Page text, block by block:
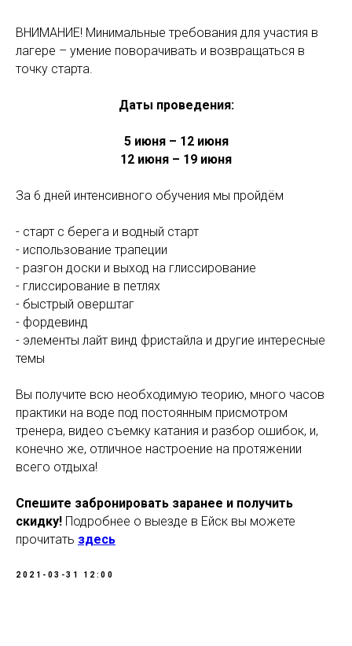
ВНИМАНИЕ! Минимальные требования для участия в
лагере – умение поворачивать и возвращаться в
точку старта.
Даты проведения:
5 июня – 12 июня
12 июня – 19 июня
За 6 дней интенсивного обучения мы пройдём
- старт с берега и водный старт
- использование трапеции
- разгон доски и выход на глиссирование
- глиссирование в петлях
- быстрый оверштаг
- фордевинд
- элементы лайт винд фристайла и другие интересные
темы
Вы получите всю необходимую теорию, много часов
практики на воде под постоянным присмотром
тренера, видео съемку катания и разбор ошибок, и,
конечно же, отличное настроение на протяжении
всего отдыха!
Спешите забронировать заранее и получить
скидку! Подробнее о выезде в Ейск вы можете
прочитать здесь
2021-03-31 12:00